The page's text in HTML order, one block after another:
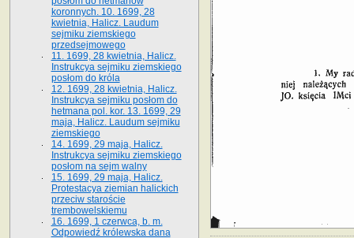
koronnych. 10. 1699, 28
kwietnia, Halicz. Laudum
sejmiku ziemskiego
przedsejmowego
11. 1699, 28 kwietnia, Halicz.
Instrukcya sejmiku ziemskiego
posłom do króla
12. 1699, 28 kwietnia, Halicz.
Instrukcya sejmiku posłom do
hetmana pol. kor. 13. 1699, 29
maja, Halicz. Laudum sejmiku
ziemskiego
14. 1699, 29 maja, Halicz.
Instrukcya sejmiku ziemskiego
posłom na sejm walny
15. 1699, 29 maja, Halicz.
Protestacya ziemian halickich
przeciw staroście
trembowelskiemu
16. 1699, 1 czerwca, b. m.
Odpowiedź królewska dana